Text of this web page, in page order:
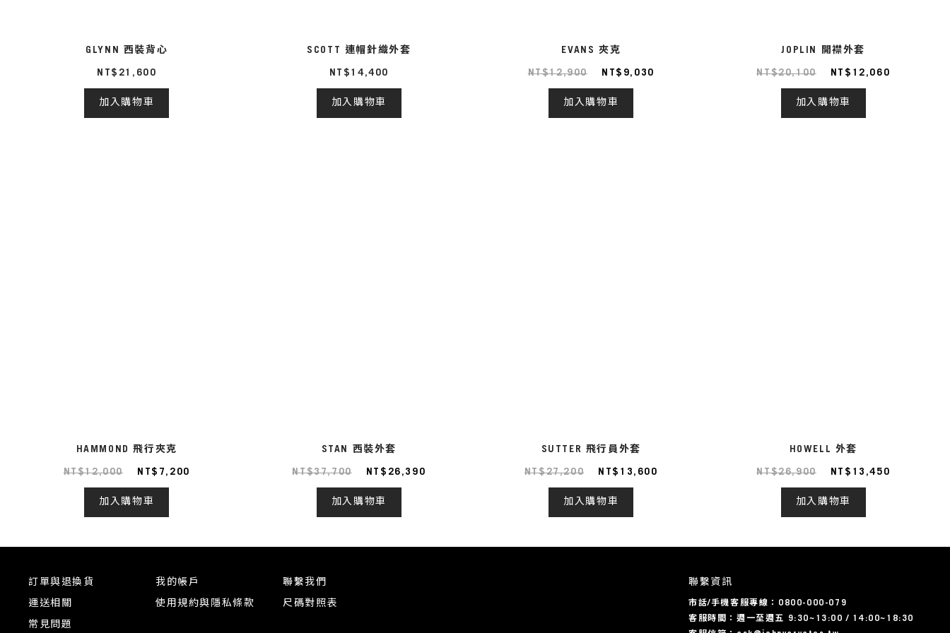
GLYNN 西裝背心
NT$21,600
加入購物車
SCOTT 連帽針織外套
NT$14,400
加入購物車
EVANS 夾克
NT$9,030
NT$12,900
加入購物車
JOPLIN 開襟外套
NT$12,060
NT$20,100
加入購物車
HAMMOND 飛行夾克
NT$7,200
NT$12,000
加入購物車
STAN 西裝外套
NT$26,390
NT$37,700
加入購物車
SUTTER 飛行員外套
NT$13,600
NT$27,200
加入購物車
HOWELL 外套
NT$13,450
NT$26,900
加入購物車
訂單與退換貨
運送相關
常見問題
我的帳戶
使用規約與隱私條款
聯繫我們
尺碼對照表
聯繫資訊
市話/手機客服專線：0800-000-079
客服時間：週一至週五 9:30~13:00 / 14:00~18:30